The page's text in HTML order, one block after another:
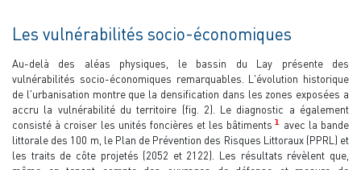
Les vulnérabilités socio-économiques
Au-delà des aléas physiques, le bassin du Lay présente des
vulnérabilités socio-économiques remarquables. L'évolution historique
de l'urbanisation montre que la densification dans les zones exposées a
accru la vulnérabilité du territoire (fig. 2). Le diagnostic a également
consisté à croiser les unités foncières et les bâtiments 1
avec la bande
littorale des 100 m, le Plan de Prévention des Risques Littoraux (PPRL) et
les traits de côte projetés (2052 et 2122). Les résultats révèlent que,